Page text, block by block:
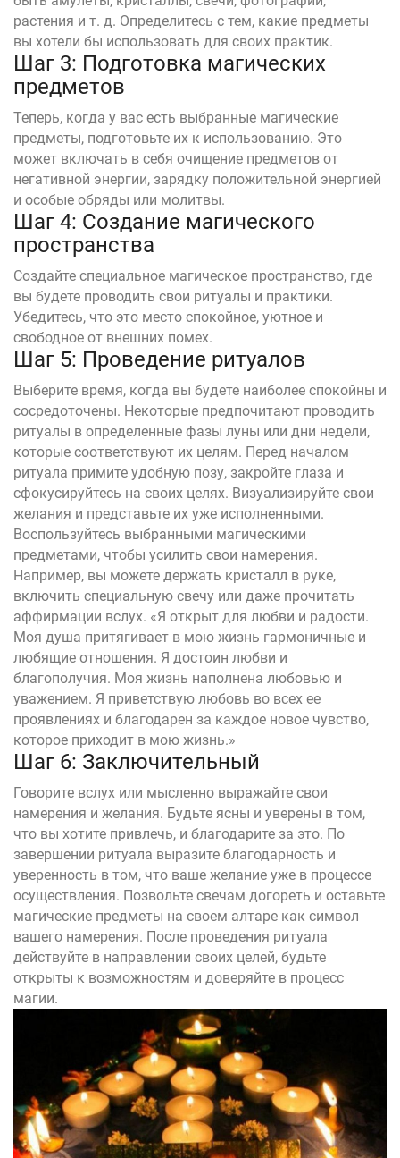
растения и т. д. Определитесь с тем, какие предметы
вы хотели бы использовать для своих практик.
Шаг 3: Подготовка магических
предметов
Теперь, когда у вас есть выбранные магические
предметы, подготовьте их к использованию. Это
может включать в себя очищение предметов от
негативной энергии, зарядку положительной энергией
и особые обряды или молитвы.
Шаг 4: Создание магического
пространства
Создайте специальное магическое пространство, где
вы будете проводить свои ритуалы и практики.
Убедитесь, что это место спокойное, уютное и
свободное от внешних помех.
Шаг 5: Проведение ритуалов
Выберите время, когда вы будете наиболее спокойны и
сосредоточены. Некоторые предпочитают проводить
ритуалы в определенные фазы луны или дни недели,
которые соответствуют их целям. Перед началом
ритуала примите удобную позу, закройте глаза и
сфокусируйтесь на своих целях. Визуализируйте свои
желания и представьте их уже исполненными.
Воспользуйтесь выбранными магическими
предметами, чтобы усилить свои намерения.
Например, вы можете держать кристалл в руке,
включить специальную свечу или даже прочитать
аффирмации вслух. «Я открыт для любви и радости.
Моя душа притягивает в мою жизнь гармоничные и
любящие отношения. Я достоин любви и
благополучия. Моя жизнь наполнена любовью и
уважением. Я приветствую любовь во всех ее
проявлениях и благодарен за каждое новое чувство,
которое приходит в мою жизнь.»
Шаг 6: Заключительный
Говорите вслух или мысленно выражайте свои
намерения и желания. Будьте ясны и уверены в том,
что вы хотите привлечь, и благодарите за это. По
завершении ритуала выразите благодарность и
уверенность в том, что ваше желание уже в процессе
осуществления. Позвольте свечам догореть и оставьте
магические предметы на своем алтаре как символ
вашего намерения. После проведения ритуала
действуйте в направлении своих целей, будьте
открыты к возможностям и доверяйте в процесс
магии.